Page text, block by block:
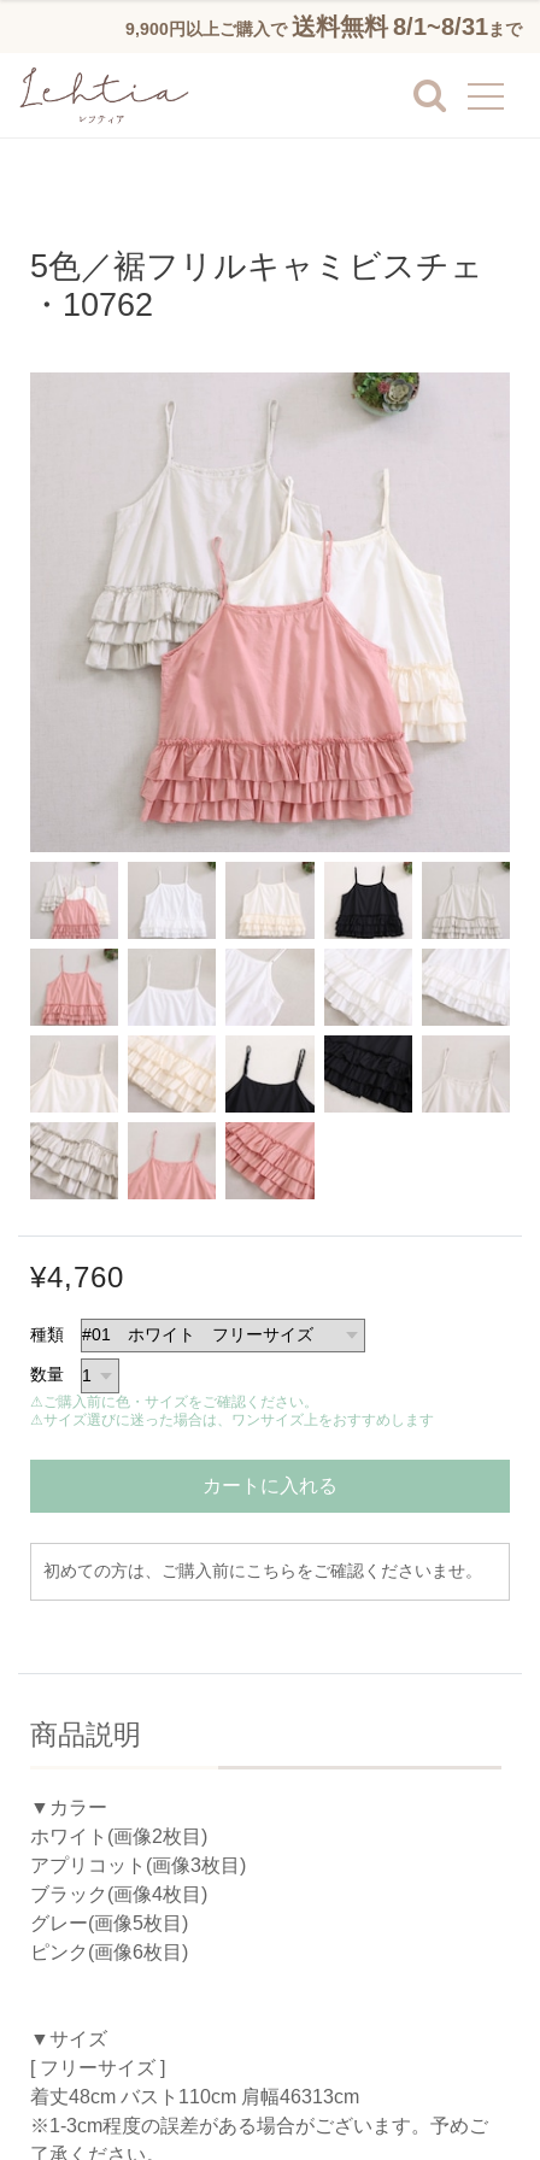
9,900円以上ご購入で 送料無料8/1~8/31まで
5色／裾フリルキャミビスチェ
・10762
¥4,760
種類
数量
⚠ご購入前に色・サイズをご確認ください。
⚠サイズ選びに迷った場合は、ワンサイズ上をおすすめします
カートに入れる
初めての方は、ご購入前にこちらをご確認くださいませ。
商品説明
▼カラー
ホワイト(画像2枚目)
アプリコット(画像3枚目)
ブラック(画像4枚目)
グレー(画像5枚目)
ピンク(画像6枚目)
▼サイズ
[ フリーサイズ ]
着丈48cm バスト110cm 肩幅46313cm
※1-3cm程度の誤差がある場合がございます。予めご
了承ください。